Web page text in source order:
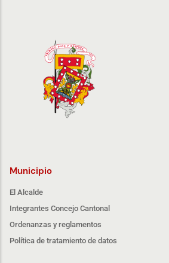
Municipio
El Alcalde
Integrantes Concejo Cantonal
Ordenanzas y reglamentos
Política de tratamiento de datos